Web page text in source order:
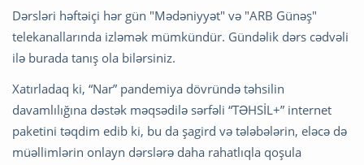
Dərsləri həftəiçi hər gün "Mədəniyyət" və "ARB Günəş"
telekanallarında izləmək mümkündür. Gündəlik dərs cədvəli
ilə burada tanış ola bilərsiniz.
Xatırladaq ki, “Nar” pandemiya dövründə təhsilin
davamlılığına dəstək məqsədilə sərfəli “TƏHSİL+” internet
paketini təqdim edib ki, bu da şagird və tələbələrin, eləcə də
müəllimlərin onlayn dərslərə daha rahatlıqla qoşula